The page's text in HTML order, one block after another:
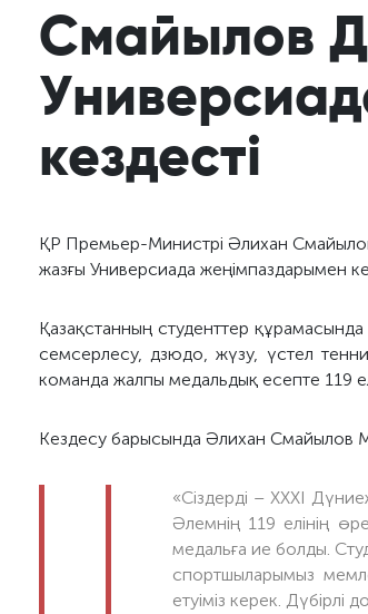
Смайылов
кездесті
ҚР Премьер-Министрі Әлихан
жазғы Универсиада жеңімпаздарымен
Қазақстанның студенттер
семсерлесу, дзюдо, жүзу, үстел
команда жалпы медальдық есепте 119
Кездесу барысында Әлихан Смайылов
«Сіздерді – ХХХІ
Әлемнің 119 елінің
медальға ие болды.
спортшыларымыз
етуіміз керек.